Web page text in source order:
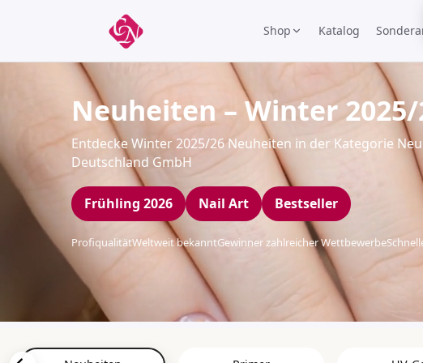
Shop Katalog
Neuheiten – Winter
Entdecke Winter 2025/26 Neuheiten in der Kategorie
Deutschland GmbH
Frühling 2026 Nail Art Bestseller
ProfiqualitätWeltweit bekanntGewinner zahlreicher Wettbewerbe